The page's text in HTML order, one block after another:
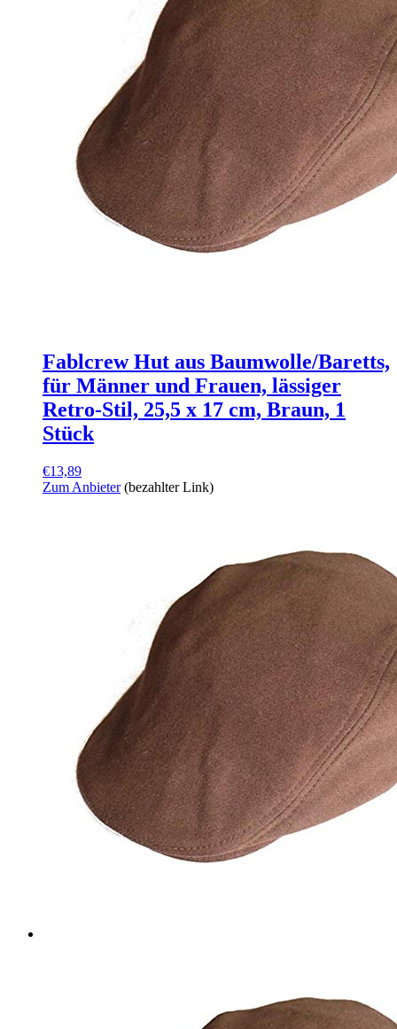
Fablcrew Hut aus Baumwolle/Baretts,
für Männer und Frauen, lässiger
Retro-Stil, 25,5 x 17 cm, Braun, 1
Stück
€13,89
Zum Anbieter (bezahlter Link)